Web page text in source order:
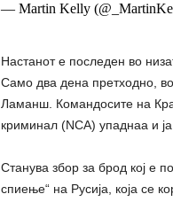
— Martin Kelly
Настанот е последен во
Само два дена претходно,
Ламанш. Командосите на
криминал (NCA) упаднаа и
Станува збор за брод кој е
спиење“ на Русија, која се